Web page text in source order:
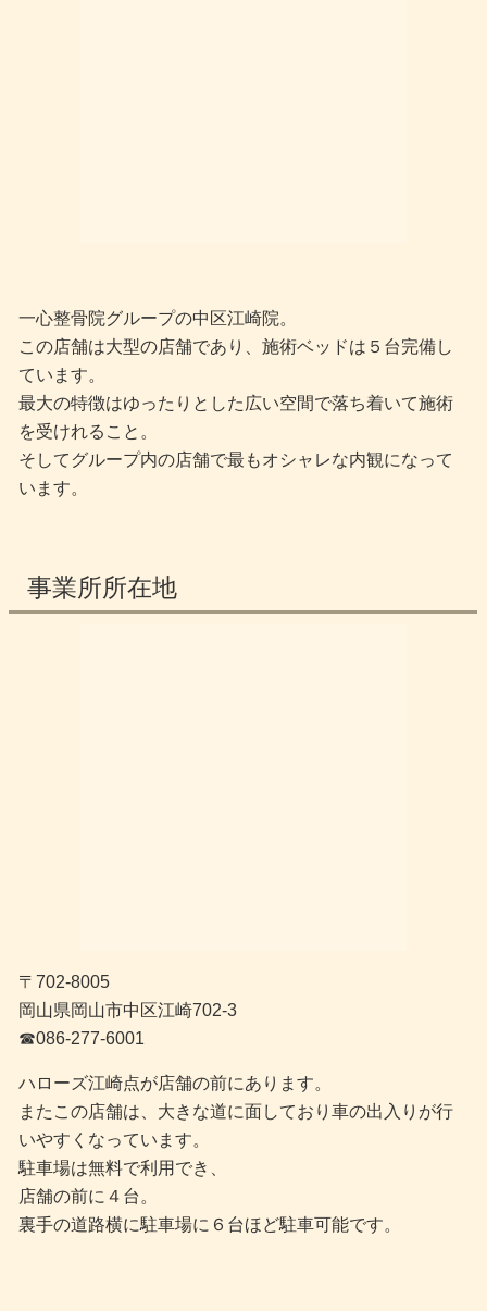
一心整骨院グループの中区江崎院。
この店舗は大型の店舗であり、施術ベッドは５台完備し
ています。
最大の特徴はゆったりとした広い空間で落ち着いて施術
を受けれること。
そしてグループ内の店舗で最もオシャレな内観になって
います。
事業所所在地
〒702-8005
岡山県岡山市中区江崎702-3
☎︎086-277-6001
ハローズ江崎点が店舗の前にあります。
またこの店舗は、大きな道に面しており車の出入りが行
いやすくなっています。
駐車場は無料で利用でき、
店舗の前に４台。
裏手の道路横に駐車場に６台ほど駐車可能です。